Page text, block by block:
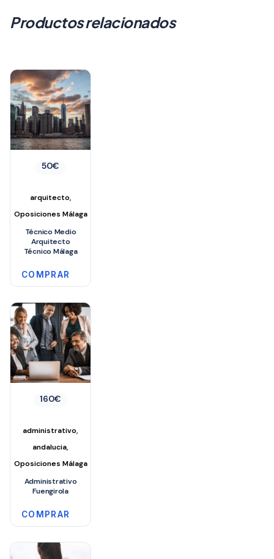
Productos relacionados
50€
arquitecto,
Oposiciones Málaga
Técnico Medio
Arquitecto
Técnico Málaga
COMPRAR
160€
administrativo,
andalucia,
Oposiciones Málaga
Administrativo
Fuengirola
COMPRAR